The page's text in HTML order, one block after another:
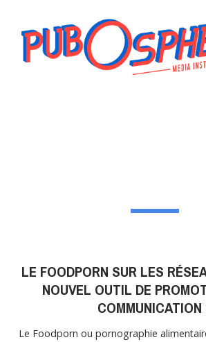
LE FOODPORN SUR LES
NOUVEL OUTIL DE
COMMUNICATION
Le Foodporn ou pornographie